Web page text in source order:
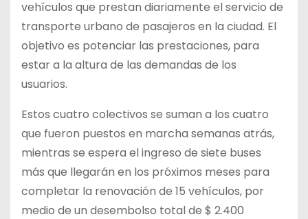
vehículos que prestan diariamente el servicio de
transporte urbano de pasajeros en la ciudad. El
objetivo es potenciar las prestaciones, para
estar a la altura de las demandas de los
usuarios.
Estos cuatro colectivos se suman a los cuatro
que fueron puestos en marcha semanas atrás,
mientras se espera el ingreso de siete buses
más que llegarán en los próximos meses para
completar la renovación de 15 vehículos, por
medio de un desembolso total de $ 2.400